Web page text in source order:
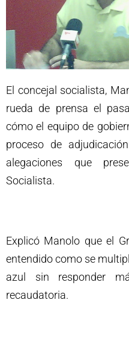
El concejal socialista,
rueda de prensa el
cómo el equipo de
proceso de
alegaciones que
Socialista.
Explicó Manolo que el
entendido como se
azul sin responder
recaudatoria.